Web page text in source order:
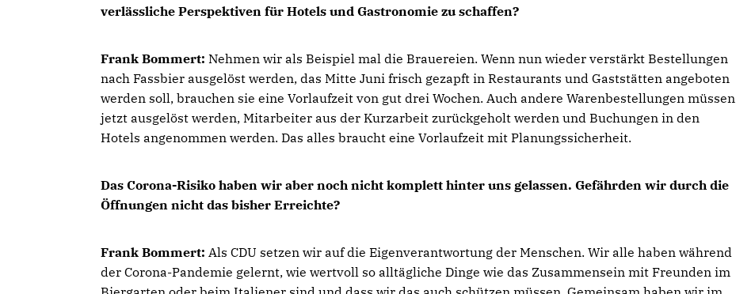
verlässliche Perspektiven für Hotels und Gastronomie zu schaffen?
Frank Bommert: Nehmen wir als Beispiel mal die Brauereien. Wenn nun wieder verstärkt Bestellungen
nach Fassbier ausgelöst werden, das Mitte Juni frisch gezapft in Restaurants und Gaststätten angeboten
werden soll, brauchen sie eine Vorlaufzeit von gut drei Wochen. Auch andere Warenbestellungen müssen
jetzt ausgelöst werden, Mitarbeiter aus der Kurzarbeit zurückgeholt werden und Buchungen in den
Hotels angenommen werden. Das alles braucht eine Vorlaufzeit mit Planungssicherheit.
Das Corona-Risiko haben wir aber noch nicht komplett hinter uns gelassen. Gefährden wir durch die
Öffnungen nicht das bisher Erreichte?
Frank Bommert: Als CDU setzen wir auf die Eigenverantwortung der Menschen. Wir alle haben während
der Corona-Pandemie gelernt, wie wertvoll so alltägliche Dinge wie das Zusammensein mit Freunden im